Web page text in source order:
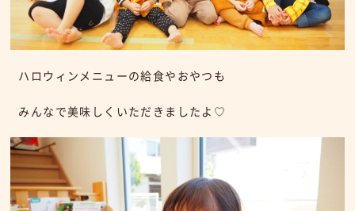
ハロウィンメニューの給食やおやつも
みんなで美味しくいただきましたよ♡